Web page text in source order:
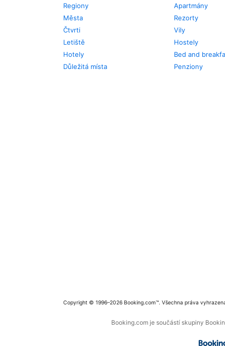
Regiony
Města
Čtvrti
Letiště
Hotely
Důležitá místa
Apartmány
Rezorty
Vily
Hostely
Bed and
Penziony
Copyright © 1996–2026 Booking.com™. Všechna práva
Booking.com je součástí skupiny